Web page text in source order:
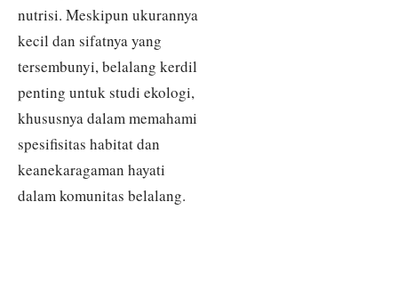
nutrisi. Meskipun ukurannya
kecil dan sifatnya yang
tersembunyi, belalang kerdil
penting untuk studi ekologi,
khususnya dalam memahami
spesifisitas habitat dan
keanekaragaman hayati
dalam komunitas belalang.